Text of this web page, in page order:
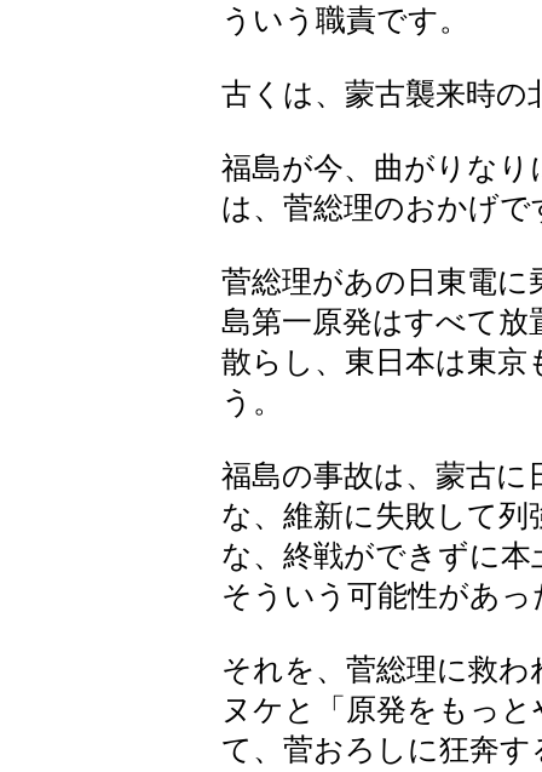
ういう職責です。
古くは、蒙古襲来時の
福島が今、曲がりな
は、菅総理のおかげで
菅総理があの日東電
島第一原発はすべて
散らし、東日本は東
う。
福島の事故は、蒙古
な、維新に失敗して
な、終戦ができずに
そういう可能性があ
それを、菅総理に救
ヌケと「原発をもっ
て、菅おろしに狂奔